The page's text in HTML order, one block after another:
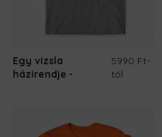
Egy vizsla
házirendje
5990 Ft-
tól